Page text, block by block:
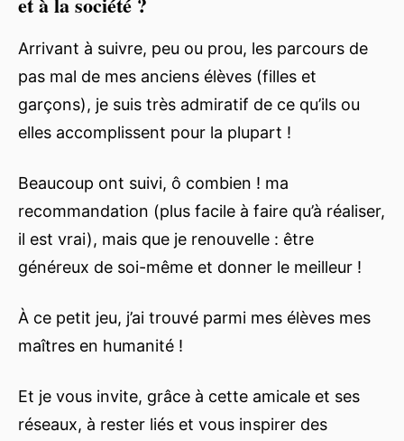
Arrivant à suivre, peu ou prou, les parcours de
pas mal de mes anciens élèves (filles et
garçons), je suis très admiratif de ce qu’ils ou
elles accomplissent pour la plupart !
Beaucoup ont suivi, ô combien ! ma
recommandation (plus facile à faire qu’à réaliser,
il est vrai), mais que je renouvelle : être
généreux de soi-même et donner le meilleur !
À ce petit jeu, j’ai trouvé parmi mes élèves mes
maîtres en humanité !
Et je vous invite, grâce à cette amicale et ses
réseaux, à rester liés et vous inspirer des